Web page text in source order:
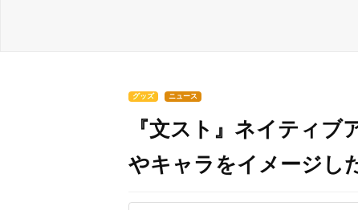
グッズ ニュース
『文スト』ネイティブ
やキャラをイメージし